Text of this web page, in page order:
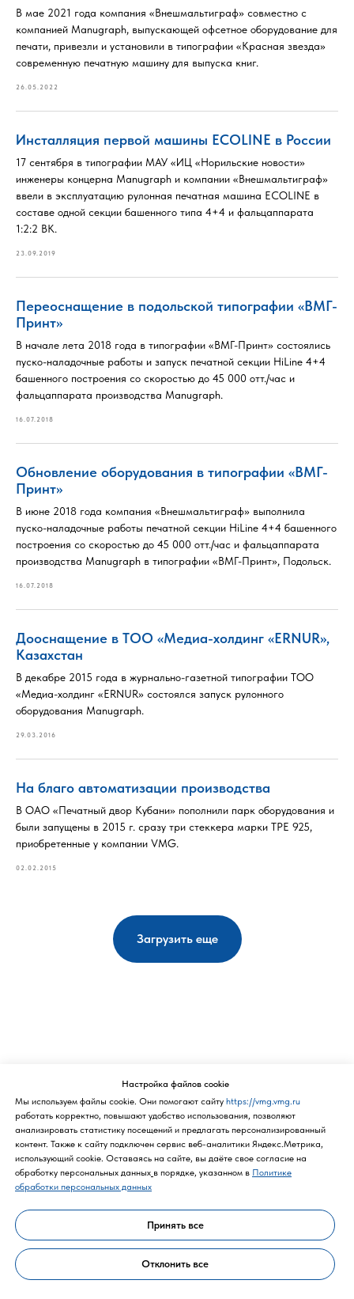
В мае 2021 года компания «Внешмальтиграф» совместно с
компанией Manugraph, выпускающей офсетное оборудование для
печати, привезли и установили в типографии «Красная звезда»
современную печатную машину для выпуска книг.
26.05.2022
Инсталляция первой машины ECOLINE в России
17 сентября в типографии МАУ «ИЦ «Норильские новости»
инженеры концерна Manugraph и компании «Внешмальтиграф»
ввели в эксплуатацию рулонная печатная машина ECOLINE в
составе одной секции башенного типа 4+4 и фальцаппарата
1:2:2 BK.
23.09.2019
Переоснащение в подольской типографии «ВМГ-
Принт»
В начале лета 2018 года в типографии «ВМГ-Принт» состоялись
пуско-наладочные работы и запуск печатной секции HiLine 4+4
башенного построения со скоростью до 45 000 отт./час и
фальцаппарата производства Manugraph.
16.07.2018
Обновление оборудования в типографии «ВМГ-
Принт»
В июне 2018 года компания «Внешмальтиграф» выполнила
пуско-наладочные работы печатной секции HiLine 4+4 башенного
построения со скоростью до 45 000 отт./час и фальцаппарата
производства Manugraph в типографии «ВМГ-Принт», Подольск.
16.07.2018
Дооснащение в ТОО «Медиа-холдинг «ERNUR»,
Казахстан
В декабре 2015 года в журнально-газетной типографии ТОО
«Медиа-холдинг «ERNUR» состоялся запуск рулонного
оборудования Manugraph.
29.03.2016
На благо автоматизации производства
В ОАО «Печатный двор Кубани» пополнили парк оборудования и
были запущены в 2015 г. сразу три стеккера марки ТРЕ 925,
приобретенные у компании VMG.
02.02.2015
Загрузить еще
Политика конфиденциальности
Настройка файлов cookie
Мы используем файлы cookie. Они помогают сайту https://vmg.vmg.ru
работать корректно, повышают удобство использования, позволяют
анализировать статистику посещений и предлагать персонализированный
контент. Также к cайту подключен сервис веб-аналитики Яндекс.Метрика,
использующий cookie. Оставаясь на сайте, вы даёте свое согласие на
обработку персональных данных в порядке, указанном в Политике
обработки персональных данных
Принять все
Отклонить все